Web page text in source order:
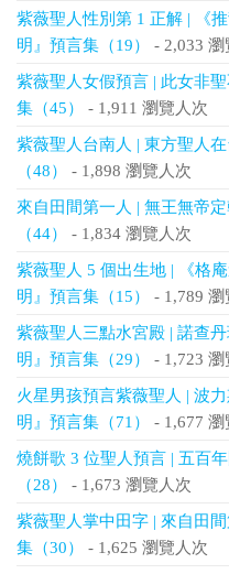
紫薇聖人性別第 1 正解 | 《
明』預言集（19）
- 2,033 瀏
紫薇聖人女假預言 | 此女非
集（45）
- 1,911 瀏覽人次
紫薇聖人台南人 | 東方聖人
（48）
- 1,898 瀏覽人次
來自田間第一人 | 無王無帝
（44）
- 1,834 瀏覽人次
紫薇聖人 5 個出生地 | 《格
明』預言集（15）
- 1,789 瀏
紫薇聖人三點水宮殿 | 諾查
明』預言集（29）
- 1,723 瀏
火星男孩預言紫薇聖人 | 波
明』預言集（71）
- 1,677 瀏
燒餅歌 3 位聖人預言 | 五百
（28）
- 1,673 瀏覽人次
紫薇聖人掌中田字 | 來自田
集（30）
- 1,625 瀏覽人次